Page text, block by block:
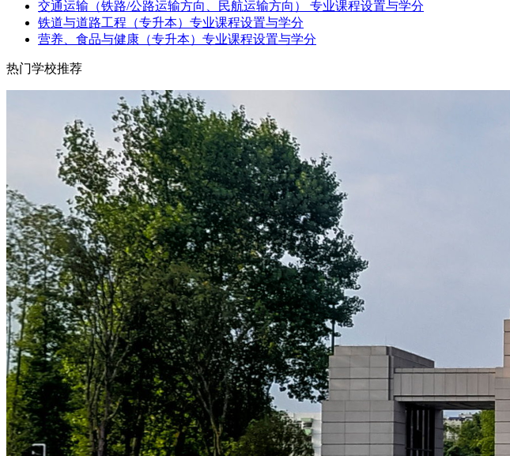
交通运输（铁路/公路运输方向、民航运输方向） 专业课程设置与学分
铁道与道路工程（专升本）专业课程设置与学分
营养、食品与健康（专升本）专业课程设置与学分
热门学校推荐